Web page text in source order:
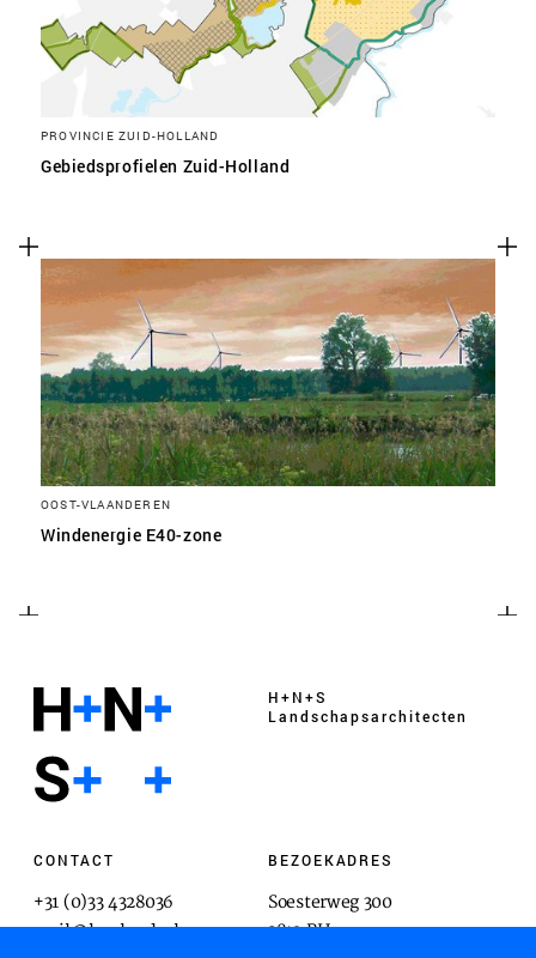
PROVINCIE ZUID-HOLLAND
Gebiedsprofielen Zuid-Holland
OOST-VLAANDEREN
Windenergie E40-zone
H+N+S
Landschaps­architecten
CONTACT
+31 (0)33 4328036
mail@hnsland.nl
BEZOEKADRES
Soesterweg 300
3812 BH